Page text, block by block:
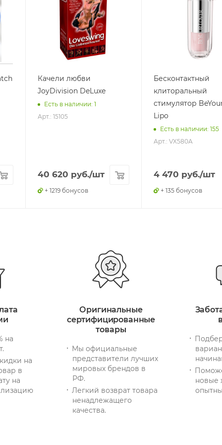
Качели любви
JoyDivision DeLuxe
Есть в наличии: 1
Арт.: 15105
40 620 руб./шт
+ 1219 бонусов
Бесконтактный
клиторальный
стимулятор
Lipo
Есть в наличии: 155
Арт.: VX580A
4 470 руб./шт
+ 135 бонусов
на
на
в
на
Оригинальные
сертифицированные
товары
Мы официальные
представители лучших
мировых брендов в
РФ.
Легкий возврат товара
ненадлежащего
качества.
новые